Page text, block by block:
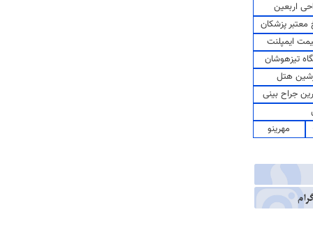
اربعین
پزشکان
ایمپلنت
تیزهوشان
هتل
جراح بینی
مهرینو